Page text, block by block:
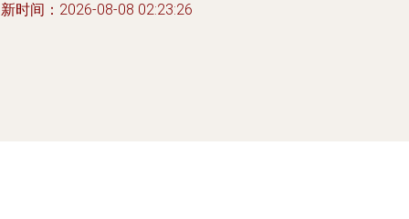
时间：2026-08-08 02:23:26